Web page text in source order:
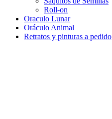
Roll-on
Oraculo Lunar
Oráculo Animal
Retratos y pinturas a pedido